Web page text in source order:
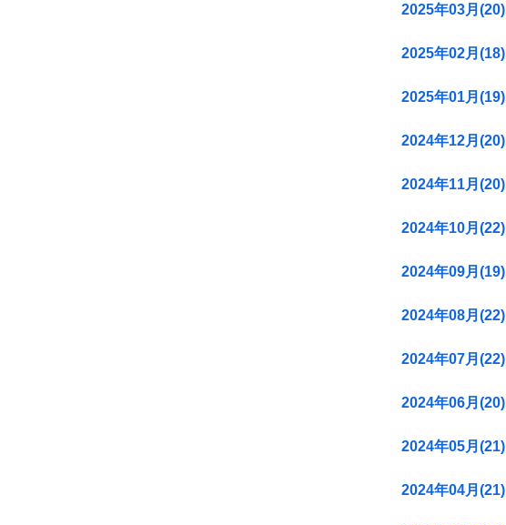
2025年03月(20)
2025年02月(18)
2025年01月(19)
2024年12月(20)
2024年11月(20)
2024年10月(22)
2024年09月(19)
2024年08月(22)
2024年07月(22)
2024年06月(20)
2024年05月(21)
2024年04月(21)